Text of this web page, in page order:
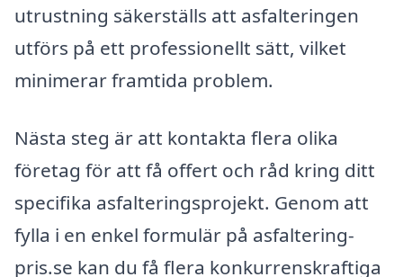
utrustning säkerställs att asfalteringen
utförs på ett professionellt sätt, vilket
minimerar framtida problem.
Nästa steg är att kontakta flera olika
företag för att få offert och råd kring ditt
specifika asfalteringsprojekt. Genom att
fylla i en enkel formulär på asfaltering-
pris.se kan du få flera konkurrenskraftiga